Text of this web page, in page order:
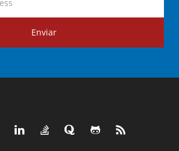
Enviar